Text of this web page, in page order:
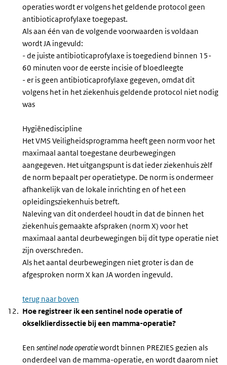
operaties wordt er volgens het geldende protocol geen
antibioticaprofylaxe toegepast.
Als aan één van de volgende voorwaarden is voldaan
wordt JA ingevuld:
- de juiste antibioticaprofylaxe is toegediend binnen 15-
60 minuten voor de eerste incisie of bloedleegte
- er is geen antibioticaprofylaxe gegeven, omdat dit
volgens het in het ziekenhuis geldende protocol niet nodig
was
Hygiënediscipline
Het VMS Veiligheidsprogramma heeft geen norm voor het
maximaal aantal toegestane deurbewegingen
aangegeven. Het uitgangspunt is dat ieder ziekenhuis zèlf
de norm bepaalt per operatietype. De norm is ondermeer
afhankelijk van de lokale inrichting en of het een
opleidingsziekenhuis betreft.
Naleving van dit onderdeel houdt in dat de binnen het
ziekenhuis gemaakte afspraken (norm X) voor het
maximaal aantal deurbewegingen bij dit type operatie niet
zijn overschreden.
Als het aantal deurbewegingen niet groter is dan de
afgesproken norm X kan JA worden ingevuld.
terug naar boven
Hoe registreer ik een sentinel node operatie of
okselklierdissectie bij een mamma-operatie?
Een sentinel node operatiewordt binnen PREZIES gezien als
onderdeel van de mamma-operatie, en wordt daarom niet